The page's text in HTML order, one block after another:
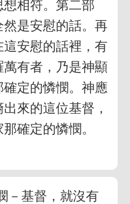
相符。第二部
是安慰的話。再
安慰的話裡，有
有者，乃是神顯
定的憐憫。神應
來的這位基督，
確定的憐憫。
－基督，就沒有